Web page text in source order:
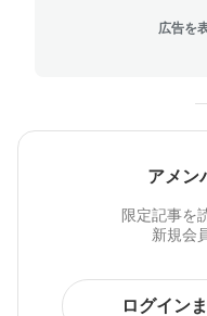
広告を
アメン
限定記事を
新規会
ログイン